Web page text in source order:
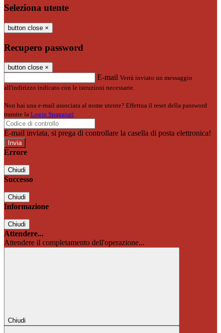
Seleziona utente
button close ×
Recupero password
button close ×
E-mail Verrà inviato un messaggio
all'indirizzo indicato con le istruzioni necessarie.
Non hai una e-mail associata al nome utente? Effettua il reset della password
tramite la Login Spaggiari
E-mail inviata, si prega di controllare la casella di posta elettronica!
Errore
Chiudi
Successo
Chiudi
Informazione
Chiudi
Attendere...
Attendere il completamento dell'operazione...
Chiudi